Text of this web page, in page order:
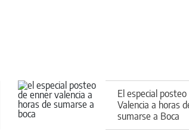
El especial
Valencia a horas
sumarse a Boca